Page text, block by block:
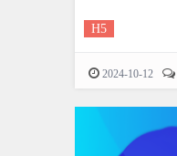
H5
2024-10-12